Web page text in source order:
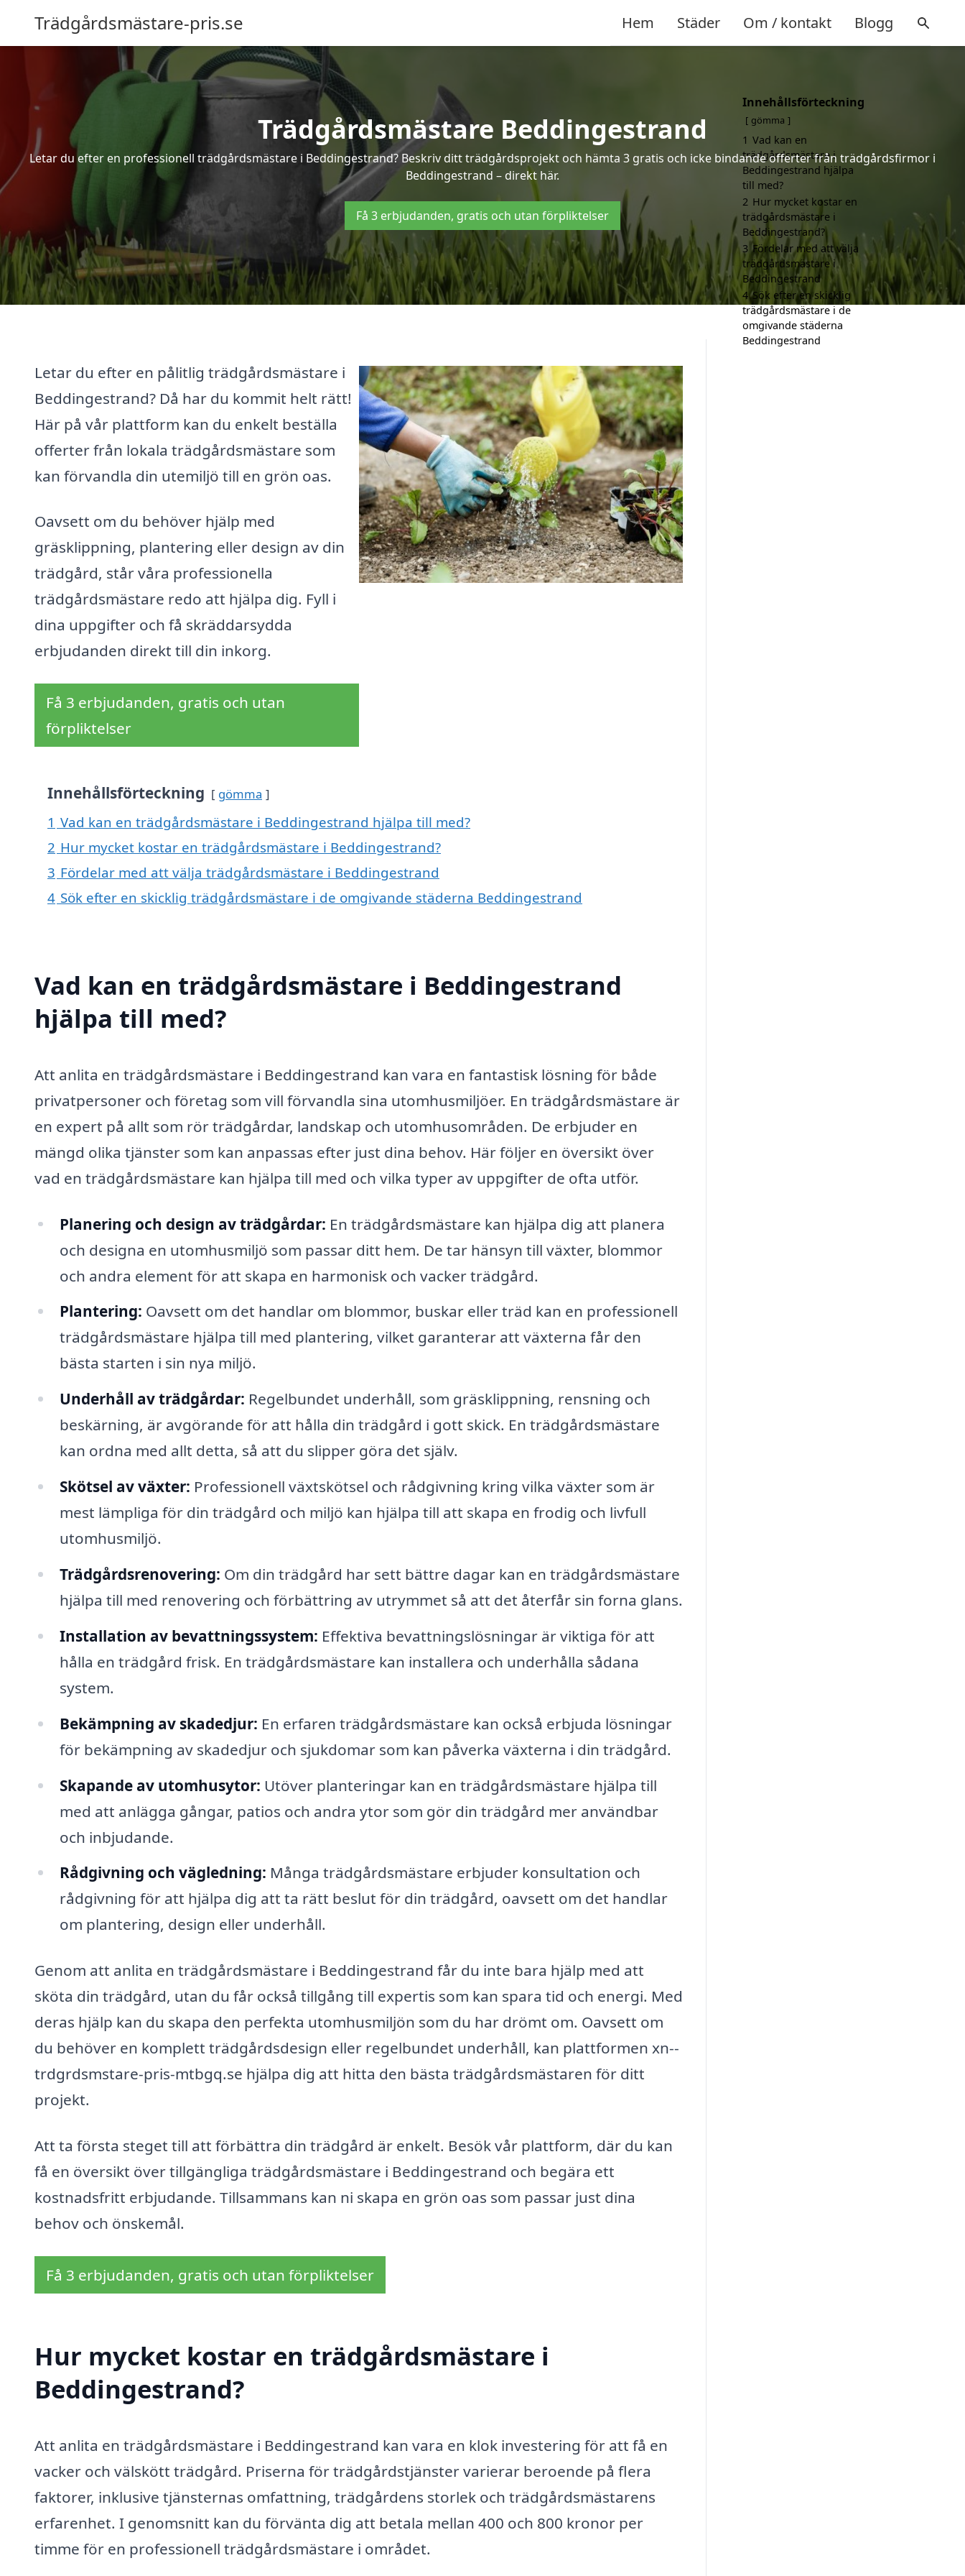
Trädgårdsmästare-pris.se Hem Städer Om / kontakt Blogg
Trädgårdsmästare Beddingestrand
Letar du efter en professionell trädgårdsmästare i Beddingestrand? Beskriv ditt trädgårdsprojekt och hämta 3 gratis och icke bindande offerter från trädgårdsfirmor i
Beddingestrand – direkt här.
Få 3 erbjudanden, gratis och utan förpliktelser
Letar du efter en pålitlig trädgårdsmästare i
Beddingestrand? Då har du kommit helt rätt!
Här på vår plattform kan du enkelt beställa
offerter från lokala trädgårdsmästare som
kan förvandla din utemiljö till en grön oas.
Oavsett om du behöver hjälp med
gräsklippning, plantering eller design av din
trädgård, står våra professionella
trädgårdsmästare redo att hjälpa dig. Fyll i
dina uppgifter och få skräddarsydda
erbjudanden direkt till din inkorg.
Få 3 erbjudanden, gratis och utan
förpliktelser
Innehållsförteckning gömma
1 Vad kan en trädgårdsmästare i Beddingestrand hjälpa till med?
2 Hur mycket kostar en trädgårdsmästare i Beddingestrand?
3 Fördelar med att välja trädgårdsmästare i Beddingestrand
4 Sök efter en skicklig trädgårdsmästare i de omgivande städerna Beddingestrand
Vad kan en trädgårdsmästare i Beddingestrand
hjälpa till med?
Att anlita en trädgårdsmästare i Beddingestrand kan vara en fantastisk lösning för både
privatpersoner och företag som vill förvandla sina utomhusmiljöer. En trädgårdsmästare är
en expert på allt som rör trädgårdar, landskap och utomhusområden. De erbjuder en
mängd olika tjänster som kan anpassas efter just dina behov. Här följer en översikt över
vad en trädgårdsmästare kan hjälpa till med och vilka typer av uppgifter de ofta utför.
Planering och design av trädgårdar: En trädgårdsmästare kan hjälpa dig att planera
och designa en utomhusmiljö som passar ditt hem. De tar hänsyn till växter, blommor
och andra element för att skapa en harmonisk och vacker trädgård.
Plantering: Oavsett om det handlar om blommor, buskar eller träd kan en professionell
trädgårdsmästare hjälpa till med plantering, vilket garanterar att växterna får den
bästa starten i sin nya miljö.
Underhåll av trädgårdar: Regelbundet underhåll, som gräsklippning, rensning och
beskärning, är avgörande för att hålla din trädgård i gott skick. En trädgårdsmästare
kan ordna med allt detta, så att du slipper göra det själv.
Skötsel av växter: Professionell växtskötsel och rådgivning kring vilka växter som är
mest lämpliga för din trädgård och miljö kan hjälpa till att skapa en frodig och livfull
utomhusmiljö.
Trädgårdsrenovering: Om din trädgård har sett bättre dagar kan en trädgårdsmästare
hjälpa till med renovering och förbättring av utrymmet så att det återfår sin forna glans.
Installation av bevattningssystem: Effektiva bevattningslösningar är viktiga för att
hålla en trädgård frisk. En trädgårdsmästare kan installera och underhålla sådana
system.
Bekämpning av skadedjur: En erfaren trädgårdsmästare kan också erbjuda lösningar
för bekämpning av skadedjur och sjukdomar som kan påverka växterna i din trädgård.
Skapande av utomhusytor: Utöver planteringar kan en trädgårdsmästare hjälpa till
med att anlägga gångar, patios och andra ytor som gör din trädgård mer användbar
och inbjudande.
Rådgivning och vägledning: Många trädgårdsmästare erbjuder konsultation och
rådgivning för att hjälpa dig att ta rätt beslut för din trädgård, oavsett om det handlar
om plantering, design eller underhåll.
Genom att anlita en trädgårdsmästare i Beddingestrand får du inte bara hjälp med att
sköta din trädgård, utan du får också tillgång till expertis som kan spara tid och energi. Med
deras hjälp kan du skapa den perfekta utomhusmiljön som du har drömt om. Oavsett om
du behöver en komplett trädgårdsdesign eller regelbundet underhåll, kan plattformen xn--
trdgrdsmstare-pris-mtbgq.se hjälpa dig att hitta den bästa trädgårdsmästaren för ditt
projekt.
Att ta första steget till att förbättra din trädgård är enkelt. Besök vår plattform, där du kan
få en översikt över tillgängliga trädgårdsmästare i Beddingestrand och begära ett
kostnadsfritt erbjudande. Tillsammans kan ni skapa en grön oas som passar just dina
behov och önskemål.
Få 3 erbjudanden, gratis och utan förpliktelser
Hur mycket kostar en trädgårdsmästare i
Beddingestrand?
Att anlita en trädgårdsmästare i Beddingestrand kan vara en klok investering för att få en
vacker och välskött trädgård. Priserna för trädgårdstjänster varierar beroende på flera
faktorer, inklusive tjänsternas omfattning, trädgårdens storlek och trädgårdsmästarens
erfarenhet. I genomsnitt kan du förvänta dig att betala mellan 400 och 800 kronor per
timme för en professionell trädgårdsmästare i området.
Innehållsförteckning
gömma
1 Vad kan en
trädgårdsmästare i
Beddingestrand hjälpa
till med?
2 Hur mycket kostar en
trädgårdsmästare i
Beddingestrand?
3 Fördelar med att välja
trädgårdsmästare i
Beddingestrand
4 Sök efter en skicklig
trädgårdsmästare i de
omgivande städerna
Beddingestrand